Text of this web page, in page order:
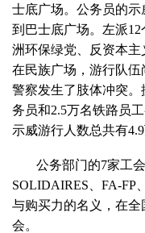
士底广场。公务员的
到巴士底广场。左派
洲环保绿党、反资本主
在民族广场，游行队
警察发生了肢体冲突
务员和2.5万名铁路员
示威游行人数总共有4.9
公务部门的7家工
SOLIDAIRES、FA-FP
与购买力的名义，在
会。